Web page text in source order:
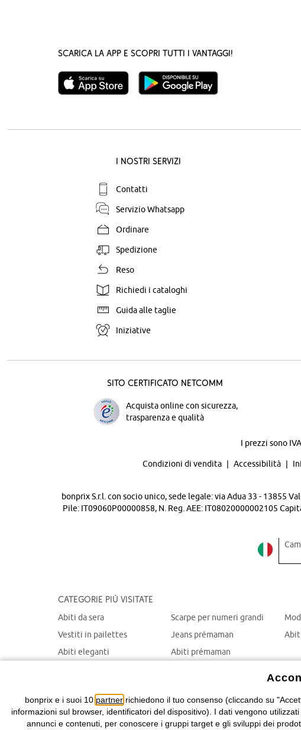
Scarica la App e scopri tutti i vantaggi!
I nostri servizi
Contatti
Servizio Whatsapp
Ordinare
Spedizione
Reso
Richiedi i cataloghi
Guida alle taglie
Iniziative
Sito certificato Netcomm
Acquista online con sicurezza,
trasparenza e qualità
I prezzi sono
Condizioni di vendita Accessibilità
bonprix S.r.l. con socio unico, sede legale: via Adua 33 - 13855
Pile: IT09060P00000858, N. Reg. AEE: IT08020000002105
Categorie più visitate
Abiti da sera
Vestiti in pailettes
Abiti eleganti
Scarpe per numeri grandi
Jeans prémaman
Abiti prémaman
bonprix e i suoi 10 partner richiedono il tuo consenso (cliccando su
informazioni sul browser, identificatori del dispositivo). I dati vengono
annunci e contenuti, per conoscere i gruppi target e gli sviluppi dei